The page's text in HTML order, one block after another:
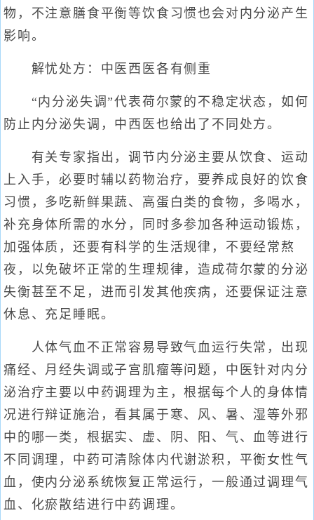
物，不注意膳食平衡等饮食习惯也会对内分泌产生
影响。
解忧处方：中医西医各有侧重
“内分泌失调”代表荷尔蒙的不稳定状态，如何
防止内分泌失调，中西医也给出了不同处方。
有关专家指出，调节内分泌主要从饮食、运动
上入手，必要时辅以药物治疗，要养成良好的饮食
习惯，多吃新鲜果蔬、高蛋白类的食物，多喝水，
补充身体所需的水分，同时多参加各种运动锻炼，
加强体质，还要有科学的生活规律，不要经常熬
夜，以免破坏正常的生理规律，造成荷尔蒙的分泌
失衡甚至不足，进而引发其他疾病，还要保证注意
休息、充足睡眠。
人体气血不正常容易导致气血运行失常，出现
痛经、月经失调或子宫肌瘤等问题，中医针对内分
泌治疗主要以中药调理为主，根据每个人的身体情
况进行辩证施治，看其属于寒、风、暑、湿等外邪
中的哪一类，根据实、虚、阴、阳、气、血等进行
不同调理，中药可清除体内代谢淤积，平衡女性气
血，使内分泌系统恢复正常运行，一般通过调理气
血、化瘀散结进行中药调理。